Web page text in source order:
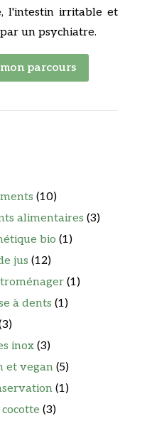
l'intestin irritable et
un psychiatre.
parcours
(10)
alimentaires (3)
bio (1)
jus (12)
(1)
à dents (1)
inox (3)
et vegan (5)
(1)
(3)